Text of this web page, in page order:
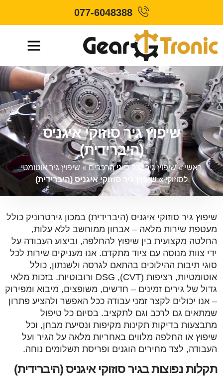
077-6048388
שיפוץ גיר סוזוקי איגניס
(היברידית)
ראשי»שיפוץ גיר לכל סוגי הרכבים» שיפוץ גיר אוטומטי
לסוזוקי»שיפוץ גיר סוזוקי איגניס (היברידית)
שיפוץ גיר סוזוקי איגניס (היברידית) במכון גירטרוניק כולל
מעטפת שירות מלאה – אבחון ממוחשב ללא עלות,
החלטה מקצועית בין שיפוץ להחלפה, וביצוע העבודה על
ידי צוות מנוסה עם ציוד מתקדם. אנו מעניקים שירות לכל
סוגי תיבות ההילוכים בהתאם לגרסה ולשנתון, כולל
אוטומטיות, רציפות (CVT), DSG ורובוטיות. בזכות מלאי
גדול של גירים זמינים – חדשים, משופצים, מיבוא ומפירוק
– אנו יכולים לקצר זמני עבודה ככל האפשר ולהציע פתרון
שמתאים גם לרכב וגם לתקציב. בסיום כל טיפול
מתבצעות בדיקות תקינות מקיפות ונסיעת מבחן, וכל
שיפוץ או החלפה מלווים באחריות מלאה על הגיר ועל
העבודה, לצד מחירים הוגנים ופריסת תשלומים נוחה.
תקלות נפוצות בגיר סוזוקי איגניס (היברידית)